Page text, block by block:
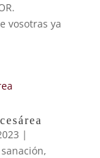
vosotras ya
|
sanación,